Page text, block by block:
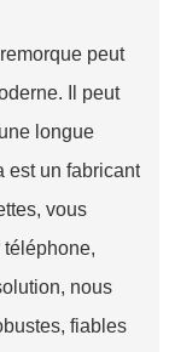
peut
Il peut
longue
est un fabricant
vous
nous
fiables